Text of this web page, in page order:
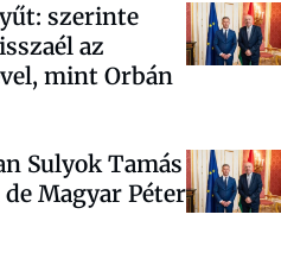
szerinte
az
mint Orbán
Sulyok Tamás
Magyar Péter